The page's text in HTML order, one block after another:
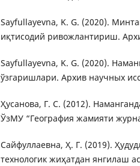
Sayfullayevna, K. G. (2020).
иқтисодий ривожлантириш.
Sayfullayevna, K. G. (2020).
ўзгаришлари. Архив научных
Ҳусанова, Г. С. (2012).
ЎзМУ “География жамияти
Сайфуллаевна, Ҳ. Г. (2019).
технологик жиҳатдан янгилаш